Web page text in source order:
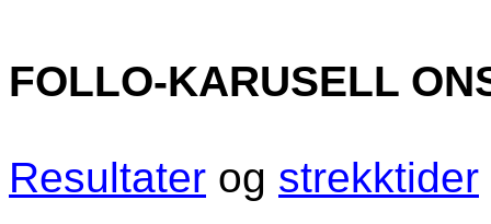
FOLLO-KARUSELL
Resultater og strekktider